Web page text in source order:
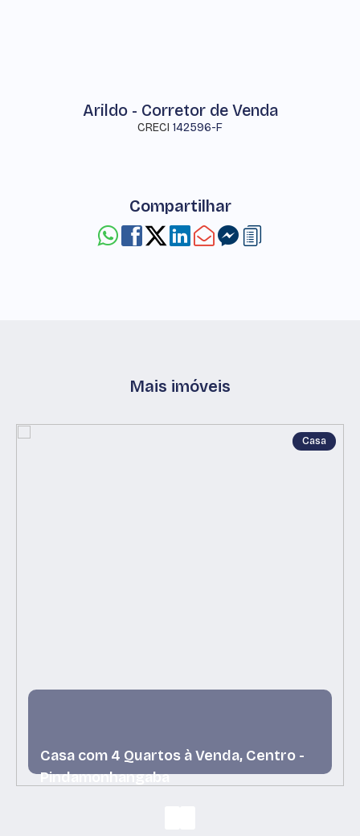
Arildo - Corretor de Venda
CRECI 142596-F
Compartilhar
Mais imóveis
Casa
Casa com 4 Quartos à Venda, Centro -
Pindamonhangaba